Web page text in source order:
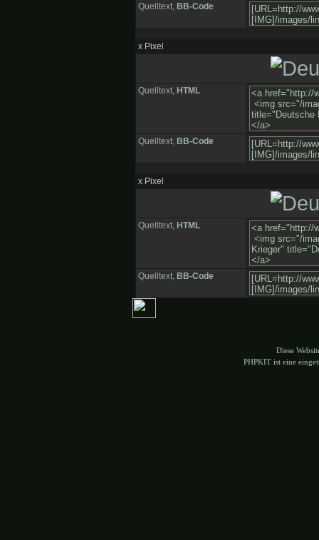
Quelltext, BB-Code
x Pixel
Quelltext, HTML
Quelltext, BB-Code
x Pixel
Quelltext, HTML
Quelltext, BB-Code
Diese
PHPKIT ist eine